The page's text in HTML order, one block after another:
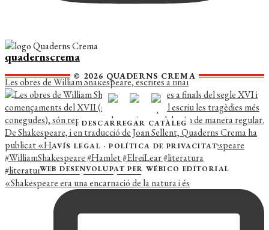
quadernscrema
Les obres de William Shakespeare, escrites a final
«Shakespeare era una encarnació de la natura i és
© 2026 QUADERNS CREMA
DESCARREGAR CATÀLEG
AVÍS LEGAL ·POLÍTICA DE PRIVACITAT
WEB DESENVOLUPAT PER WÉBICO EDITORIAL